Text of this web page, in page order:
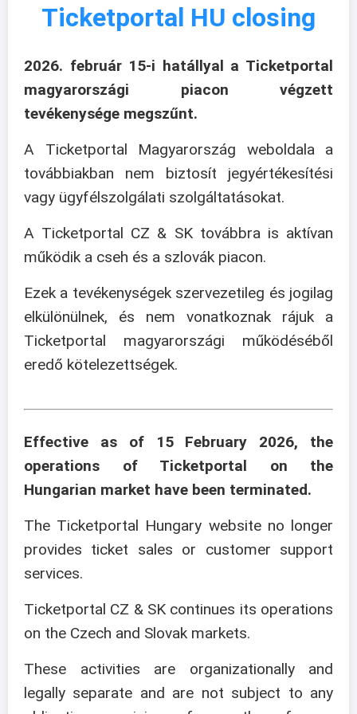
Ticketportal HU closing
2026. február 15-i hatállyal a Ticketportal
magyarországi piacon végzett
tevékenysége megszűnt.
A Ticketportal Magyarország weboldala a
továbbiakban nem biztosít jegyértékesítési
vagy ügyfélszolgálati szolgáltatásokat.
A Ticketportal CZ & SK továbbra is aktívan
működik a cseh és a szlovák piacon.
Ezek a tevékenységek szervezetileg és jogilag
elkülönülnek, és nem vonatkoznak rájuk a
Ticketportal magyarországi működéséből
eredő kötelezettségek.
Effective as of 15 February 2026, the
operations of Ticketportal on the
Hungarian market have been terminated.
The Ticketportal Hungary website no longer
provides ticket sales or customer support
services.
Ticketportal CZ & SK continues its operations
on the Czech and Slovak markets.
These activities are organizationally and
legally separate and are not subject to any